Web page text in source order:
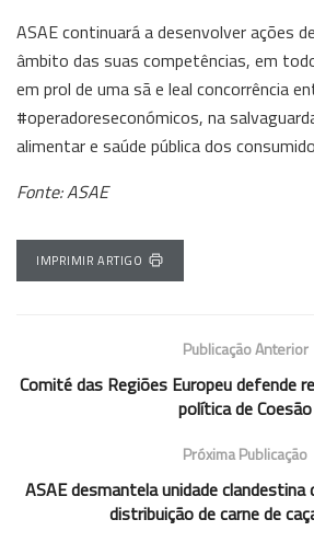
ASAE continuará a desenvolver ações
âmbito das suas competências, em
em prol de uma sã e leal concorrência
#operadoreseconómicos, na
alimentar e saúde pública dos
Fonte: ASAE
IMPRIMIR ARTIGO
Publicação Anterior
Comité das Regiões Europeu defende
política de Coesão
Próxima Publicação
ASAE desmantela unidade
distribuição de carne de